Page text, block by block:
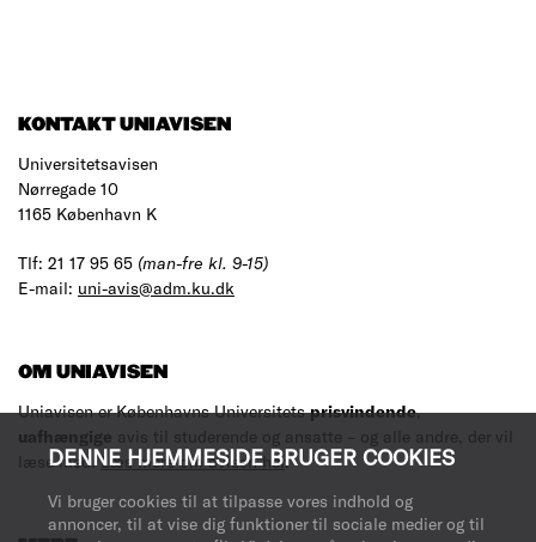
DENNE HJEMMESIDE BRUGER COOKIES
Vi bruger cookies til at tilpasse vores indhold og
annoncer, til at vise dig funktioner til sociale medier og til
KONTAKT UNIAVISEN
Universitetsavisen
Nørregade 10
1165 København K
Tlf: 21 17 95 65 (man-fre kl. 9-15)
E-mail: uni-avis@adm.ku.dk
OM UNIAVISEN
Uniavisen er Københavns Universitetsprisvindende,
uafhængige avis til studerende og ansatte – og alle andre, der vil
læse med.Læs mere om avisen her.